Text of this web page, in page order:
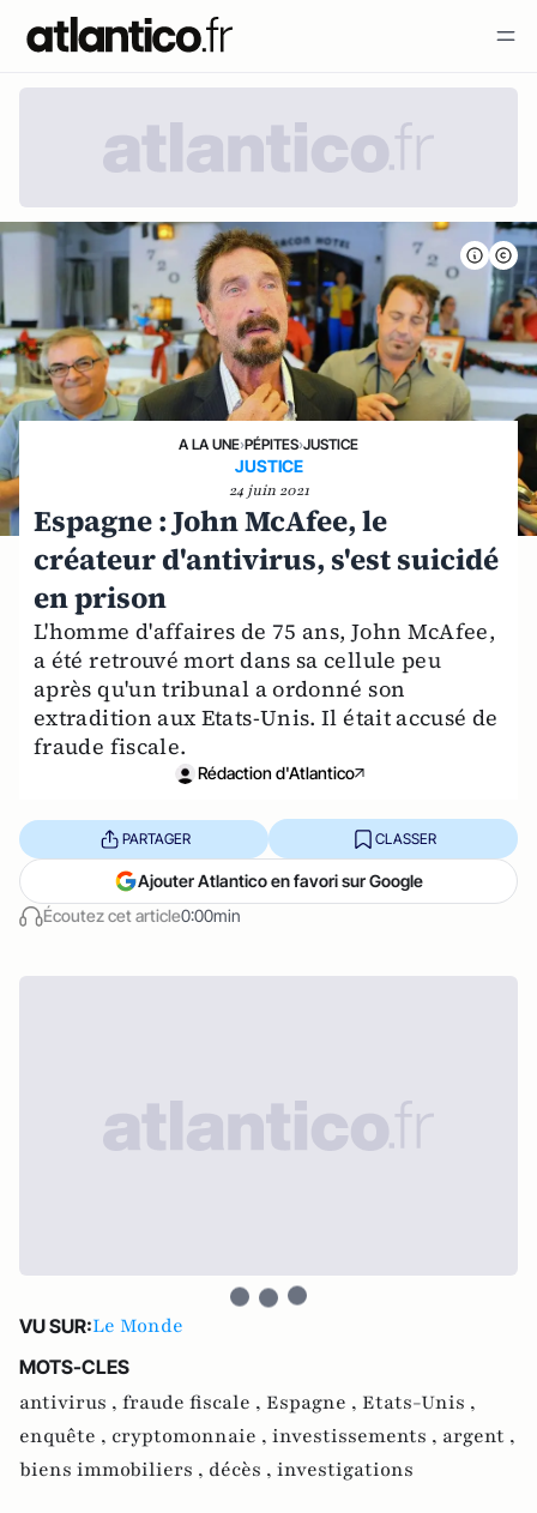
A LA UNE›PÉPITES›JUSTICE
JUSTICE
24 juin 2021
Espagne : John McAfee, le
créateur d'antivirus, s'est suicidé
en prison
L'homme d'affaires de 75 ans, John McAfee,
a été retrouvé mort dans sa cellule peu
après qu'un tribunal a ordonné son
extradition aux Etats-Unis. Il était accusé de
fraude fiscale.
Rédaction d'Atlantico
Écoutez cet article0:00min
PARTAGER CLASSER
Ajouter Atlantico en favori sur Google
VU SUR:Le Monde
MOTS-CLES
antivirus , fraude fiscale , Espagne , Etats-Unis ,
enquête , cryptomonnaie , investissements , argent ,
biens immobiliers , décès , investigations